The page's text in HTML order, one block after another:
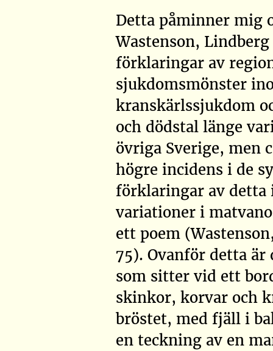
Detta påminner mig
Wastenson,
förklaringar av
sjukdomsmönster
kranskärlssjukdom
och dödstal länge
övriga Sverige, men
högre incidens i de
förklaringar av detta
variationer i
ett poem
75). Ovanför detta är
som sitter vid ett
skinkor, korvar och
bröstet, med fjäll i
en teckning av en